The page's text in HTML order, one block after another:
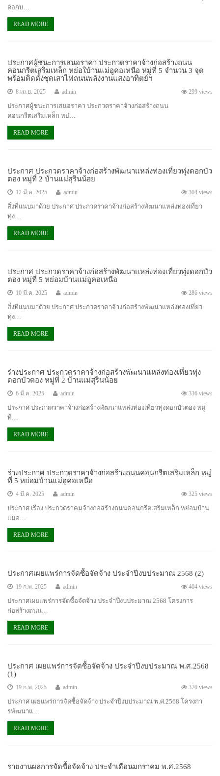
ดอกบ…
READ MORE
ประกาศผู้ชนะการเสนอราคา ประกวดราคาจ้างก่อสร้างถนน
คอนกรีตเสริมเหล็ก หย่อใบ้านแม่อูคอเหนือ หมู่ที่ 5 จำนวน 3 จุด
พร้อมติดตั้งชุดเสาไฟถนนพลังงานแสงอาทิตย์ฯ
8 เม.ย. 2025 299 views
admin
ประกาศผู้ชนะการเสนอราคา ประกวดราคาจ้างก่อสร้างถนน
คอนกรีตเสริมเหล็ก หย่…
READ MORE
ประกาศ ประกวดราคาจ้างก่อสร้างพัฒนาแหล่งท่องเที่ยวทุ่งดอกบัว
ตอง หมู่ที่ 2 บ้านแม่สุรินน้อย
12 มี.ค. 2025 304 views
admin
สิ่งที่แนบมาด้วย ประกาศ ประกวดราคาจ้างก่อสร้างพัฒนาแหล่งท่องเที่ยว
ทุ่ง…
READ MORE
ประกาศ ประกวดราคาจ้างก่อสร้างพัฒนาแหล่งท่องเที่ยวทุ่งดอกบัว
ตอง หมู่ที่ 5 หย่อมบ้านแม่อูคอเหนือ
10 มี.ค. 2025 286 views
admin
สิ่งที่แนบมาด้วย ประกาศ ประกวดราคาจ้างก่อสร้างพัฒนาแหล่งท่องเที่ยว
ทุ่ง…
READ MORE
ร่างประกาศ ประกวดราคาจ้างก่อสร้างพัฒนาแหล่งท่องเที่ยวทุ่ง
ดอกบัวตอง หมู่ที่ 2 บ้านแม่สุรินน้อย
6 มี.ค. 2025 336 views
admin
ประกาศ ประกวดราคาจ้างก่อสร้างพัฒนาแหล่งท่องเที่ยวทุ่งดอกบัวตอง หมู่
ที่…
READ MORE
ร่างประกาศ ประกวดราคาจ้างก่อสร้างถนนคอนกรีตเสริมเหล็ก หมู่
ที่ 5 หย่อมบ้านแม่อูคอเหนือ
4 มี.ค. 2025 325 views
admin
ประกาศ เรื่อง ประกวดราคมจ้างก่อสร้างถนนคอนกรีตเสริมเหล็ก หย่อมบ้าน
แม่อ…
READ MORE
ประกาศเผยแพร่การจัดซื้อจัดจ้าง ประจำปีงบประมาณ 2568 (2)
19 ก.พ. 2025 404 views
admin
ประกาศเผยแพร่การจัดซื้อจัดจ้าง ประจำปีงบประมาณ 2568 โครงการ
ก่อสร้างถนน…
READ MORE
ประกาศ เผยแพร่การจัดซื้อจัดจ้าง ประจำปีงบประมาณ พ.ศ.2568
(1)
19 ก.พ. 2025 370 views
admin
ประกาศ เผยแพร่การจัดซื้อจัดจ้าง ประจำปีงบประมาณ พ.ศ.2568 โครงกา
รพัฒนาแ…
READ MORE
รายงานผลการจัดซื้อจัดจ้าง ประจำเดือนมกราคม พ.ศ.2568